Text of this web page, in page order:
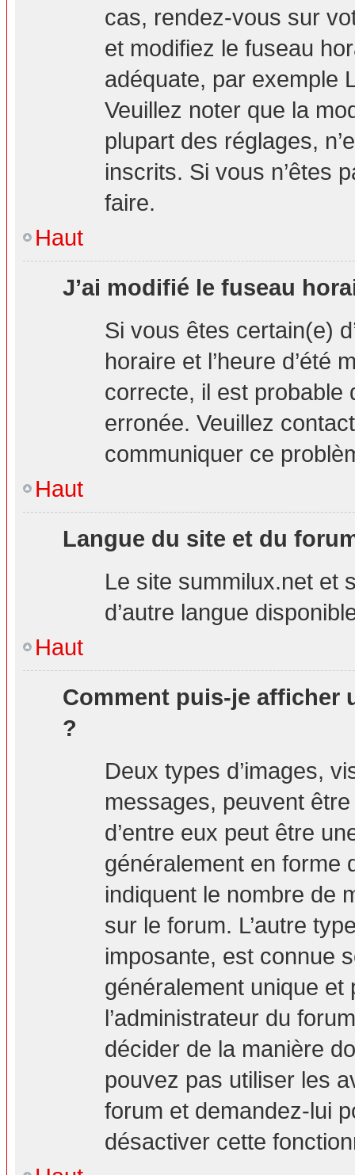
cas, rendez-vous sur
et modifiez le fuseau
adéquate, par exemple
Veuillez noter que la
plupart des réglages,
inscrits. Si vous n’êtes
faire.
Haut
J’ai modifié le fuseau
Si vous êtes certain(e)
horaire et l’heure d’été
correcte, il est probable
erronée. Veuillez
communiquer ce
Haut
Langue du site et du
Le site summilux.net et
d’autre langue
Haut
Comment puis-je afficher
?
Deux types d’images,
messages, peuvent être
d’entre eux peut être
généralement en forme
indiquent le nombre de
sur le forum. L’autre
imposante, est connue
généralement unique et
l’administrateur du
décider de la manière
pouvez pas utiliser les
forum et demandez-lui
désactiver cette